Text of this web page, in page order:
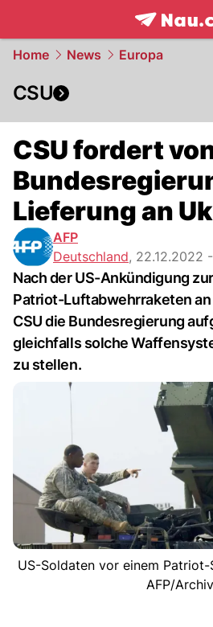
frontpage.
Home News Europa
CSU
CSU fordert
Lieferung an
AFP
Deutschland, 22.12.2022
Nach der US-Ankündigung
Patriot-Luftabwehrraketen an
CSU die Bundesregierung
gleichfalls solche
zu stellen.
US-Soldaten vor einem
AFP/Archiv